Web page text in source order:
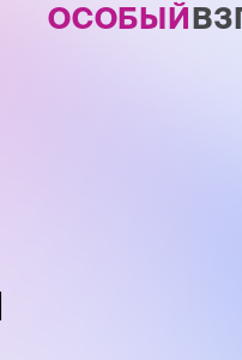
ОСОБЫЙВЗ